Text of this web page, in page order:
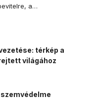
a…
térkép a
világához